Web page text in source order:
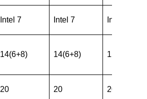
Intel 7 Intel 7 Intel 7
14(6+8) 14(6+8) 12(8+4)
20 20 20